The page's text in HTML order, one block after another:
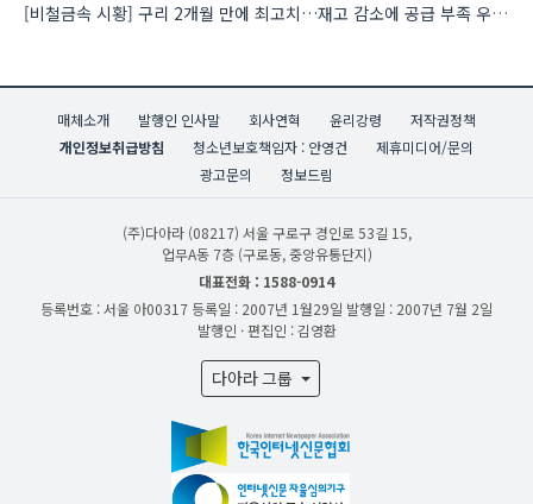
[비철금속 시황] 구리 2개월 만에 최고치…재고 감소에 공급 부족 우려 확대
매체소개 발행인 인사말 회사연혁 윤리강령
저작권정책
개인정보취급방침
청소년보호책임자 : 안영건
제휴미디어/문의
광고문의
정보드림
(주)다아라 (08217) 서울 구로구 경인로 53길 15,
업무A동 7층 (구로동, 중앙유통단지)
대표전화 : 1588-0914
등록번호 : 서울 아00317 등록일 : 2007년 1월29일 발행일 : 2007년 7월 2일
발행인 · 편집인 : 김영환
다아라 그룹